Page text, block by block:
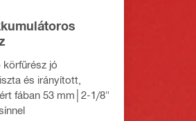
jó
és irányított,
fában 53 mm│2-1/8"